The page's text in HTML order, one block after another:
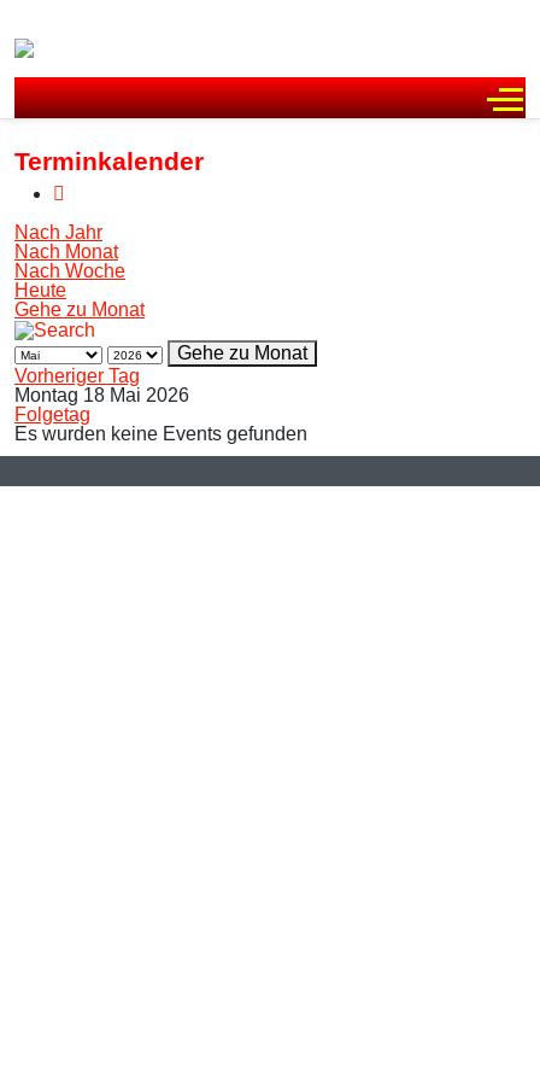
Terminkalender
Nach Jahr
Nach Monat
Nach Woche
Heute
Gehe zu Monat
Gehe zu Monat
Vorheriger Tag
Montag 18 Mai 2026
Folgetag
Es wurden keine Events gefunden